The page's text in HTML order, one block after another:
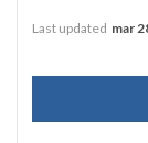
Last updated mar